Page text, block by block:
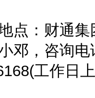
：财通集
邓，咨询
工作日